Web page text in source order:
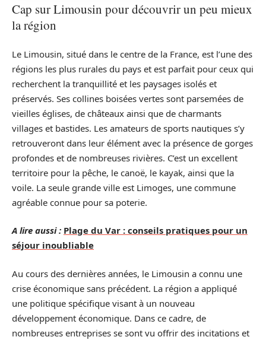
Cap sur Limousin pour découvrir un peu mieux
la région
Le Limousin, situé dans le centre de la France, est l’une des
régions les plus rurales du pays et est parfait pour ceux qui
recherchent la tranquillité et les paysages isolés et
préservés. Ses collines boisées vertes sont parsemées de
vieilles églises, de châteaux ainsi que de charmants
villages et bastides. Les amateurs de sports nautiques s’y
retrouveront dans leur élément avec la présence de gorges
profondes et de nombreuses rivières. C’est un excellent
territoire pour la pêche, le canoë, le kayak, ainsi que la
voile. La seule grande ville est Limoges, une commune
agréable connue pour sa poterie.
A lire aussi : Plage du Var : conseils pratiques pour un
séjour inoubliable
Au cours des dernières années, le Limousin a connu une
crise économique sans précédent. La région a appliqué
une politique spécifique visant à un nouveau
développement économique. Dans ce cadre, de
nombreuses entreprises se sont vu offrir des incitations et